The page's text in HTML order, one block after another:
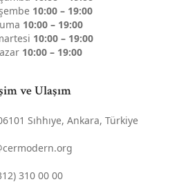
10:00 – 19:00
10:00 – 19:00
10:00 – 19:00
10:00 – 19:00
ve Ulaşım
Sıhhıye, Ankara, Türkiye
310 00 00